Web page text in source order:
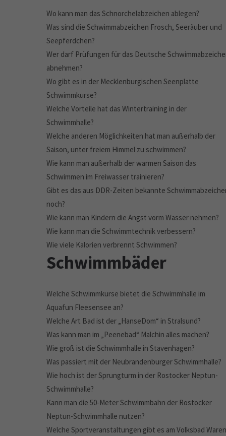
Wo kann man das Schnorchelabzeichen ablegen?
Was sind die Schwimmabzeichen Frosch, Seeräuber und
Seepferdchen?
Wer darf Prüfungen für das Deutsche
abnehmen?
Wo gibt es in der Mecklenburgischen Seenplatte
Schwimmkurse?
Welche Vorteile hat das Wintertraining in der
Schwimmhalle?
Welche anderen Möglichkeiten hat man außerhalb der
Saison, unter freiem Himmel zu schwimmen?
Wie kann man außerhalb der warmen Saison das
Schwimmen im Freiwasser trainieren?
Gibt es das aus DDR-Zeiten bekannte
noch?
Wie kann man Kindern die Angst vorm Wasser nehmen?
Wie kann man die Schwimmtechnik verbessern?
Wie viele Kalorien verbrennt Schwimmen?
Schwimmbäder
Welche Schwimmkurse bietet die Schwimmhalle im
Aquafun Fleesensee an?
Welche Art Bad ist der „HanseDom“ in Stralsund?
Was kann man im „Peenebad“ Malchin alles machen?
Wie groß ist die Schwimmhalle in Stavenhagen?
Was passiert mit der Neubrandenburger Schwimmhalle?
Wie hoch ist der Sprungturm in der Rostocker Neptun-
Schwimmhalle?
Kann man die 50-Meter Schwimmbahn der Rostocker
Neptun-Schwimmhalle nutzen?
Welche Sportveranstaltungen gibt es am Volksbad Waren